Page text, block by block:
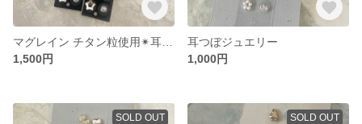
1,500円
耳つぼジュエリー
1,000円
SOLD OUT SOLD OUT